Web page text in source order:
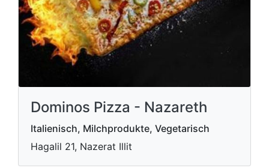
Dominos Pizza - Nazareth
Italienisch, Milchprodukte, Vegetarisch
Hagalil 21, Nazerat Illit